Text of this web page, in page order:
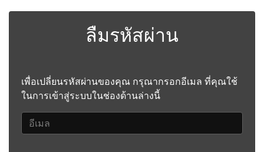
ลืมรหัสผ่าน
เพื่อเปลี่ยนรหัสผ่านของคุณ กรุณากรอกอีเมล ที่คุณใช้
ในการเข้าสู่ระบบในช่องด้านล่างนี้